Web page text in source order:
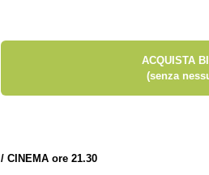
ACQUISTA
(senza
/ CINEMA ore 21.30